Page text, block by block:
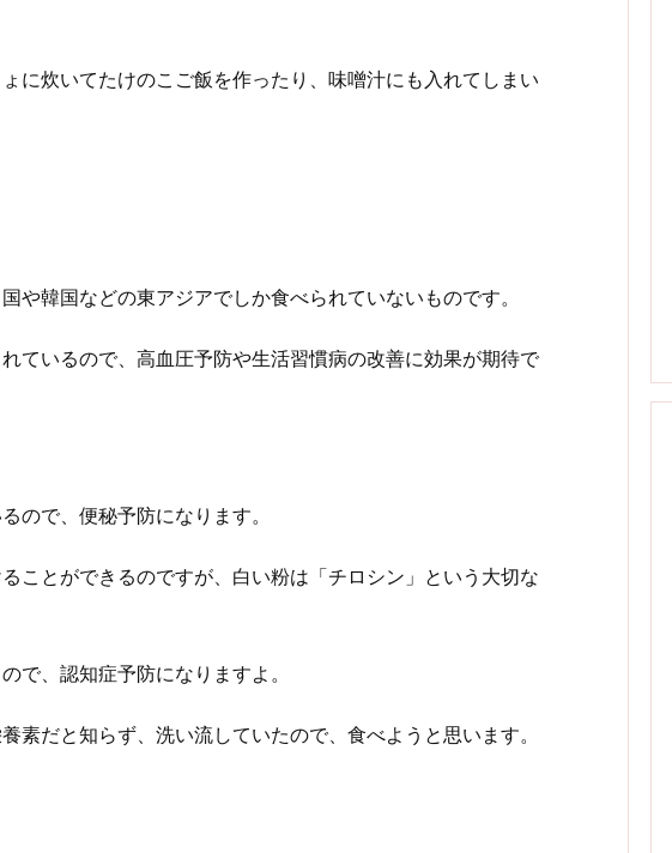
に炊いてたけのこご飯を作ったり、味噌汁にも入れてしまい
や韓国などの東アジアでしか食べられていないものです。
ているので、高血圧予防や生活習慣病の改善に効果が期待で
ので、便秘予防になります。
ことができるのですが、白い粉は「チロシン」という大切な
で、認知症予防になりますよ。
素だと知らず、洗い流していたので、食べようと思います。